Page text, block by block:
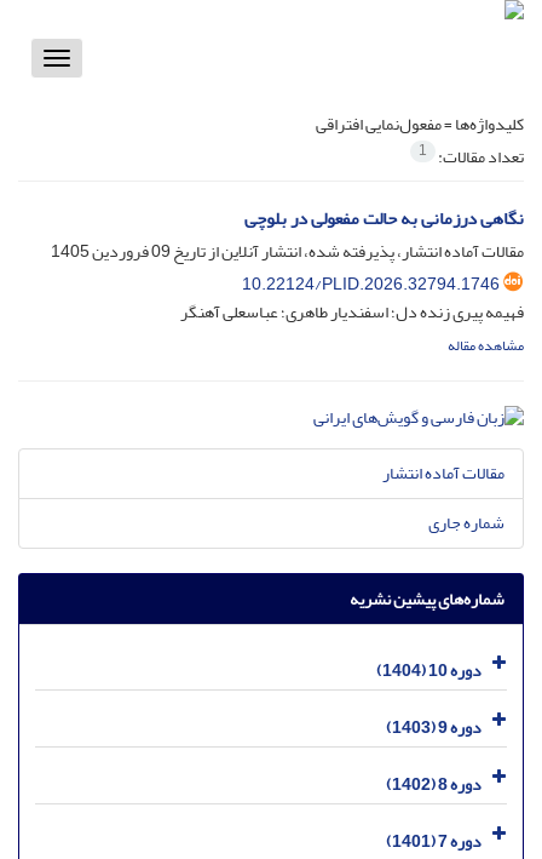
Toggle
کلیدواژه‌ها =مفعول‌نمایی افتراقی
تعداد مقالات: 1
نگاهی درزمانی به حالت مفعولی در بلوچی
مقالات آماده انتشار، پذیرفته شده، انتشار آنلاین از تاریخ09 فروردین 1405
10.22124/PLID.2026.32794.1746
فهیمه پیری زنده دل؛ اسفندیار طاهری؛ عباسعلی آهنگر
مشاهده مقاله
مقالات آماده انتشار
شماره جاری
شماره‌های پیشین نشریه
دوره 10 (1404)
دوره 9 (1403)
دوره 8 (1402)
دوره 7 (1401)